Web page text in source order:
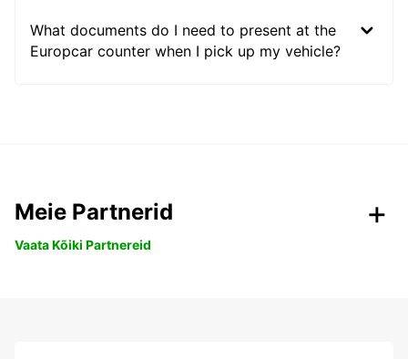
What documents do I need to present at the
Europcar counter when I pick up my vehicle?
Meie Partnerid
Vaata Kõiki Partnereid